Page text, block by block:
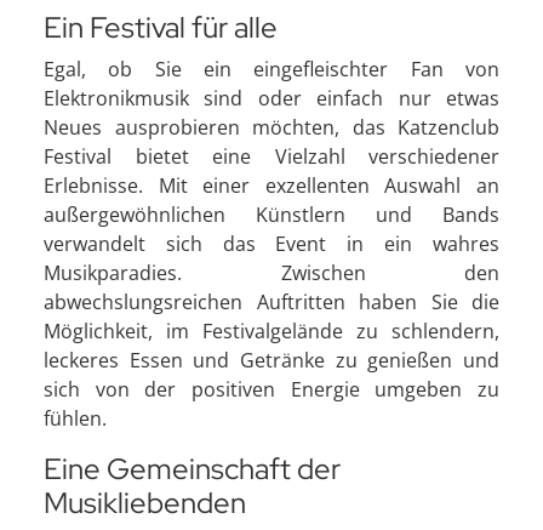
Ein Festival für alle
Egal, ob Sie ein eingefleischter Fan von
Elektronikmusik sind oder einfach nur etwas
Neues ausprobieren möchten, das Katzenclub
Festival bietet eine Vielzahl verschiedener
Erlebnisse. Mit einer exzellenten Auswahl an
außergewöhnlichen Künstlern und Bands
verwandelt sich das Event in ein wahres
Musikparadies. Zwischen den
abwechslungsreichen Auftritten haben Sie die
Möglichkeit, im Festivalgelände zu schlendern,
leckeres Essen und Getränke zu genießen und
sich von der positiven Energie umgeben zu
fühlen.
Eine Gemeinschaft der
Musikliebenden